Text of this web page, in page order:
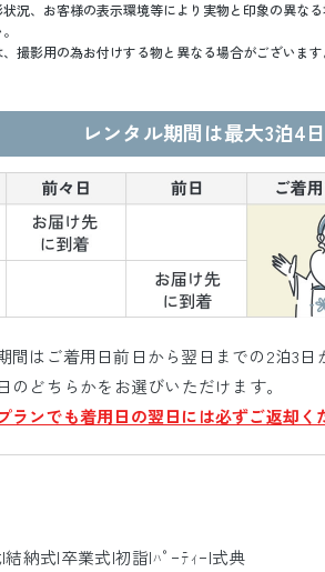
況、お客様の表示環境等により実物と印象の異な
撮影用の為お付けする物と異なる場合がございます
レンタル期間は最大3泊4
間はご着用日前日から翌日までの2泊3日
のどちらかをお選びいただけます。
ランでも着用日の翌日には必ずご返却く
結納式|卒業式|初詣|ﾊﾟｰﾃｨｰ|式典